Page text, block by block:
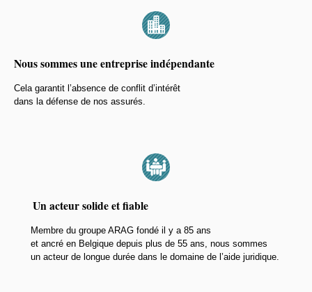
Nous sommes une entreprise indépendante
Cela garantit l’absence de conflit d’intérêt
dans la défense de nos assurés.
Un acteur solide et fiable
Membre du groupe ARAG fondé il y a 85 ans
et ancré en Belgique depuis plus de 55 ans, nous sommes
un acteur de longue durée dans le domaine de l’aide juridique.